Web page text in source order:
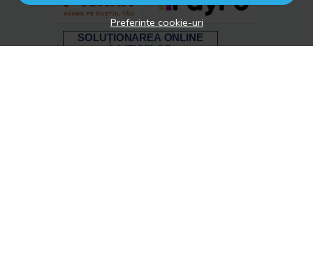
Preferinte cookie-uri